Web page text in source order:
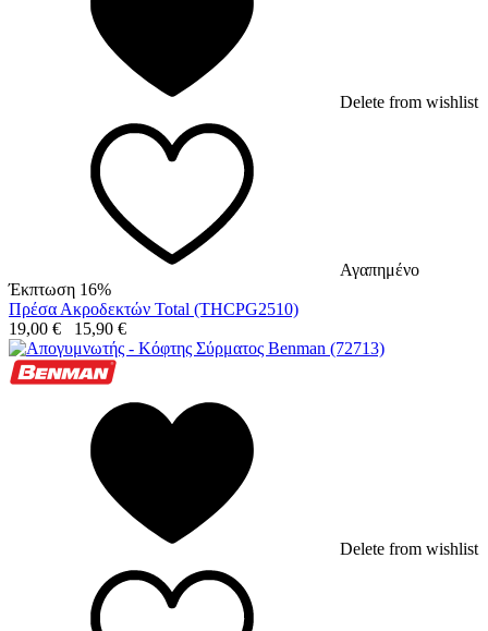
Delete from wishlist
Αγαπημένο
Έκπτωση 16%
Πρέσα Ακροδεκτών Total (THCPG2510)
19,00 € 15,90 €
Delete from wishlist